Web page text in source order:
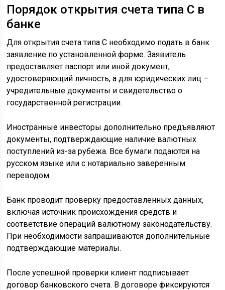
Порядок открытия счета типа С в
банке
Для открытия счета типа С необходимо подать в банк
заявление по установленной форме. Заявитель
предоставляет паспорт или иной документ,
удостоверяющий личность, а для юридических лиц –
учредительные документы и свидетельство о
государственной регистрации.
Иностранные инвесторы дополнительно предъявляют
документы, подтверждающие наличие валютных
поступлений из-за рубежа. Все бумаги подаются на
русском языке или с нотариально заверенным
переводом.
Банк проводит проверку предоставленных данных,
включая источник происхождения средств и
соответствие операций валютному законодательству.
При необходимости запрашиваются дополнительные
подтверждающие материалы.
После успешной проверки клиент подписывает
договор банковского счета. В договоре фиксируются